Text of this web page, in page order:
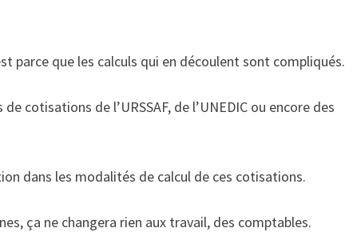
parce que les calculs qui en découlent sont compliqués.
cotisations de l’URSSAF, de l’UNEDIC ou encore des
dans les modalités de calcul de ces cotisations.
ça ne changera rien aux travail, des comptables.